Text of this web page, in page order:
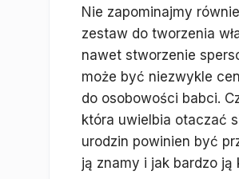
Nie zapominajmy
zestaw do tworzenia
nawet stworzenie
może być niezwykle
do osobowości babci.
która uwielbia otaczać
urodzin powinien być
ją znamy i jak bardzo ją